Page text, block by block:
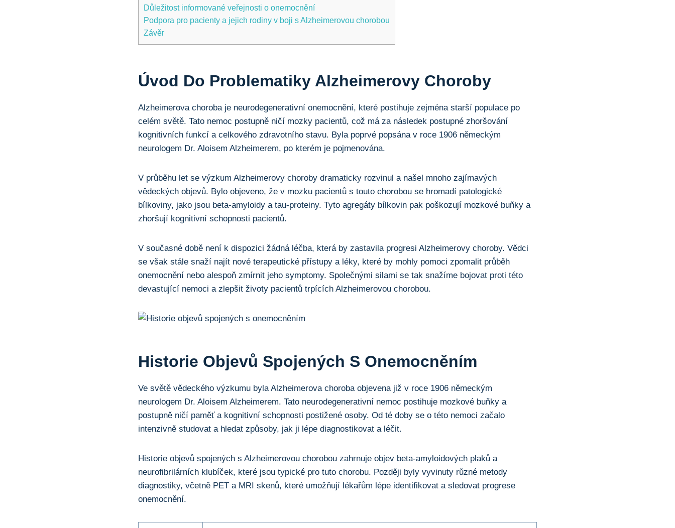
Důležitost informované veřejnosti o onemocnění
Podpora pro pacienty a jejich rodiny v boji s Alzheimerovou chorobou
Závěr
Úvod Do Problematiky Alzheimerovy Choroby
Alzheimerova choroba je neurodegenerativní onemocnění, které postihuje zejména starší populace po
celém světě. Tato nemoc postupně ničí mozky pacientů, což má za následek postupné zhoršování
kognitivních funkcí a celkového zdravotního stavu. Byla poprvé popsána v roce 1906 německým
neurologem Dr. Aloisem Alzheimerem, po kterém je pojmenována.
V průběhu let se výzkum Alzheimerovy choroby dramaticky rozvinul a našel mnoho zajímavých
vědeckých objevů. Bylo objeveno, že v mozku pacientů s touto chorobou se hromadí patologické
bílkoviny, jako jsou beta-amyloidy a tau-proteiny. Tyto agregáty bílkovin pak poškozují mozkové buňky a
zhoršují kognitivní schopnosti pacientů.
V současné době není k dispozici žádná léčba, která by zastavila progresi Alzheimerovy choroby. Vědci
se však stále snaží najít nové terapeutické přístupy a léky, které by mohly pomoci zpomalit průběh
onemocnění nebo alespoň zmírnit jeho symptomy. Společnými silami se tak snažíme bojovat proti této
devastující nemoci a zlepšit životy pacientů trpících Alzheimerovou chorobou.
Historie Objevů Spojených S Onemocněním
Ve světě vědeckého výzkumu byla Alzheimerova choroba objevena již v roce 1906 německým
neurologem Dr. Aloisem Alzheimerem. Tato neurodegenerativní nemoc postihuje mozkové buňky a
postupně ničí paměť a kognitivní schopnosti postižené osoby. Od té doby se o této nemoci začalo
intenzivně studovat a hledat způsoby, jak ji lépe diagnostikovat a léčit.
Historie objevů spojených s Alzheimerovou chorobou zahrnuje objev beta-amyloidových plaků a
neurofibrilárních klubíček, které jsou typické pro tuto chorobu. Později byly vyvinuty různé metody
diagnostiky, včetně PET a MRI skenů, které umožňují lékařům lépe identifikovat a sledovat progrese
onemocnění.